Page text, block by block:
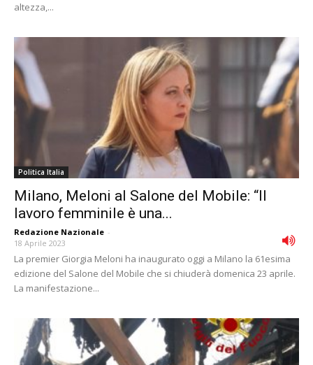
altezza,...
Politica Italia
Milano, Meloni al Salone del Mobile: “Il
lavoro femminile è una...
Redazione Nazionale -
18 Aprile 2023
La premier Giorgia Meloni ha inaugurato oggi a Milano la 61esima
edizione del Salone del Mobile che si chiuderà domenica 23 aprile.
La manifestazione...